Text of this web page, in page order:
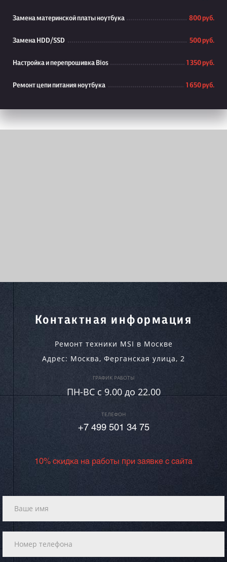
Замена материнской платы ноутбука 800 руб.
Замена HDD/SSD 500 руб.
Настройка и перепрошивка Bios 1 350 руб.
Ремонт цепи питания ноутбука 1 650 руб.
Контактная информация
Ремонт техники MSI в Москве
Адрес: Москва, Ферганская улица, 2
ГРАФИК РАБОТЫ
ПН-ВC c 9.00 до 22.00
ТЕЛЕФОН
+7 499 501 34 75
10% скидка на работы при заявке с сайта